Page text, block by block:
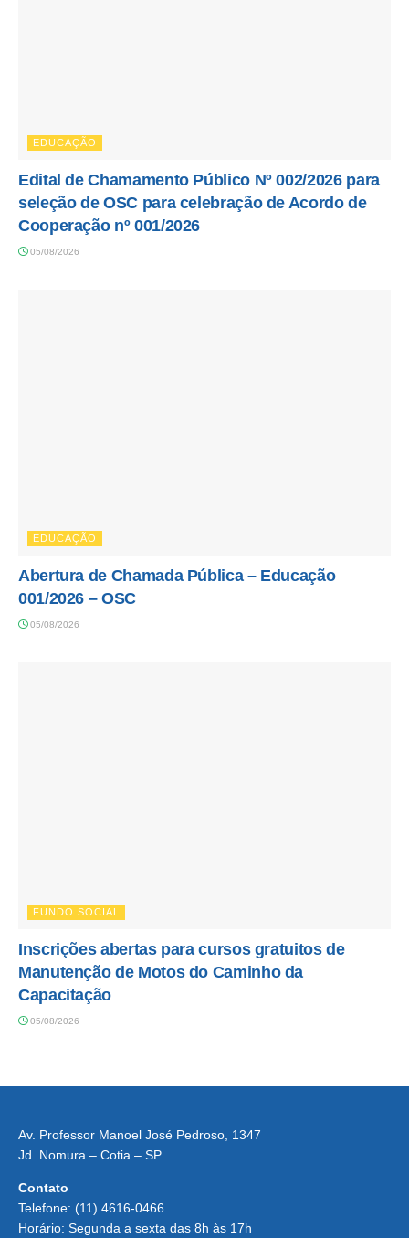
EDUCAÇÃO
Edital de Chamamento Público Nº 002/2026 para
seleção de OSC para celebração de Acordo de
Cooperação nº 001/2026
05/08/2026
EDUCAÇÃO
Abertura de Chamada Pública – Educação
001/2026 – OSC
05/08/2026
FUNDO SOCIAL
Inscrições abertas para cursos gratuitos de
Manutenção de Motos do Caminho da
Capacitação
05/08/2026
Av. Professor Manoel José Pedroso, 1347
Jd. Nomura – Cotia – SP
Contato
Telefone: (11) 4616-0466
Horário: Segunda a sexta das 8h às 17h